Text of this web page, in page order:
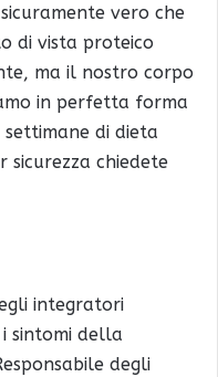
vero che
di vista proteico
ma il nostro corpo
in perfetta forma
settimane di dieta
sicurezza chiedete
integratori
sintomi della
degli